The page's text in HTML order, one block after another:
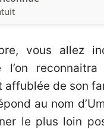
vous allez
l’on reconnaitra
affublée de son
au nom
le plus loin